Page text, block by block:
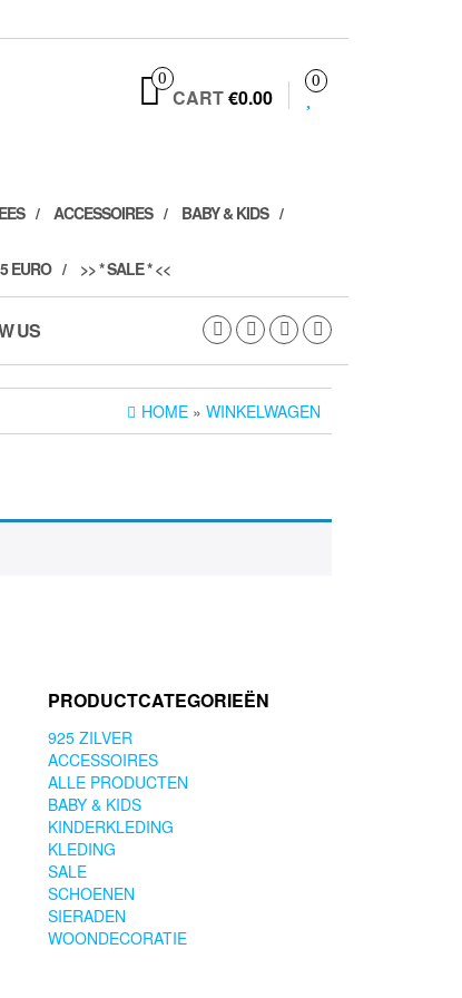
0
CART€0.00
0
ACCESSOIRES BABY & KIDS
EURO >> * SALE * <<
US
HOME » WINKELWAGEN
PRODUCTCATEGORIEËN
925 ZILVER
ACCESSOIRES
ALLE PRODUCTEN
BABY & KIDS
KINDERKLEDING
KLEDING
SALE
SCHOENEN
SIERADEN
WOONDECORATIE